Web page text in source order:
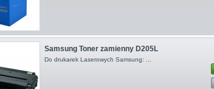
Samsung Toner zamienny D205L
Do drukarek Laserowych Samsung: ...